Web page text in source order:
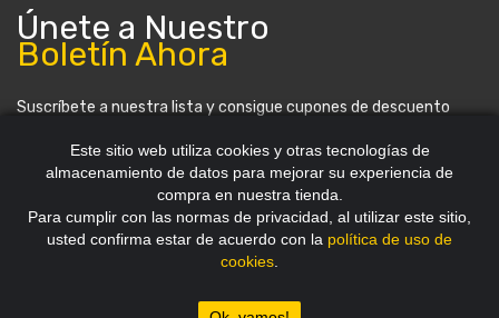
Este sitio web utiliza cookies y otras tecnologías de
almacenamiento de datos para mejorar su experiencia de
compra en nuestra tienda.
Para cumplir con las normas de privacidad, al utilizar este sitio,
usted confirma estar de acuerdo con la política de uso de
cookies
Únete a Nuestro
Boletín Ahora
Suscríbete a nuestra lista y consigue cupones de descuento